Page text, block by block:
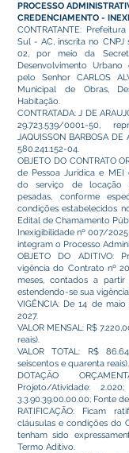
PROCESSO
CREDENCIAMENTO -
CONTRATANTE:
Sul - AC, inscrita no CNPJ
02, por meio da
Desenvolvimento Urbano
pelo Senhor CARLOS
Municipal de Obras,
Habitação.
CONTRATADA: J DE
29.723.539/0001-50,
JAQUISSON BARBOSA
580.241.152-04.
OBJETO DO CONTRATO
de Pessoa Jurídica e MEI
do serviço de locação
pesadas, conforme
condições estabelecidos
Edital de Chamamento
Inexigibilidade nº 007/
integram o Processo
OBJETO DO ADITIVO:
vigência do Contrato nº
meses, contados a
estendendo-se sua
VIGÊNCIA: De 14 de
2027.
VALOR MENSAL: R$
reais).
VALOR TOTAL: R$
seiscentos e quarenta reais).
DOTAÇÃO
Projeto/Atividade:
3.3.90.39.00.00.00; Fonte
RATIFICAÇÃO: Ficam
cláusulas e condições do
tenham sido
Termo Aditivo.